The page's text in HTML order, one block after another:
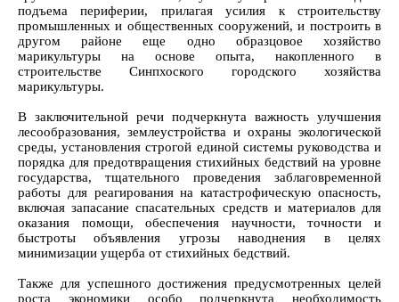
подъема периферии, прилагая усилия к строительству
промышленных и общественных сооружений, и построить в
другом районе еще одно образцовое хозяйство
марикультуры на основе опыта, накопленного в
строительстве Синпхоского городского хозяйства
марикультуры.
В заключительной речи подчеркнута важность улучшения
лесообразования, землеустройства и охраны экологической
среды, установления строгой единой системы руководства и
порядка для предотвращения стихийных бедствий на уровне
государства, тщательного проведения заблаговременной
работы для реагирования на катастрофическую опасность,
включая запасание спасательных средств и материалов для
оказания помощи, обеспечения научности, точности и
быстроты объявления угрозы наводнения в целях
минимизации ущерба от стихийных бедствий.
Также для успешного достижения предусмотренных целей
роста экономики особо подчеркнута необходимость